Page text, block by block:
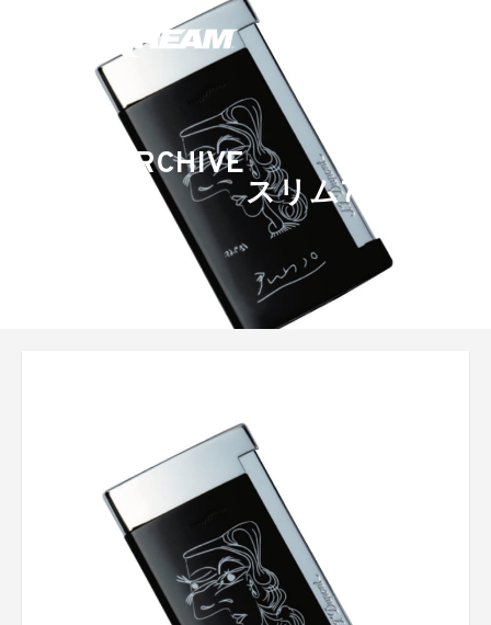
ARCHIVE
スリム7